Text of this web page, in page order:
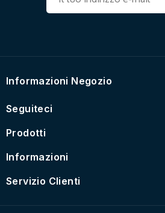
Informazioni Negozio
Seguiteci
Prodotti
Informazioni
Servizio Clienti